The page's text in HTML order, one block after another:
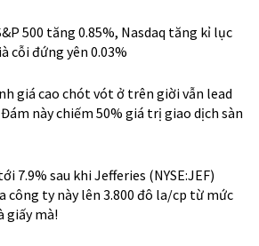
500 tăng 0.85%, Nasdaq tăng kỉ lục
cỗi đứng yên 0.03%
giá cao chót vót ở trên giời vẫn lead
này chiếm 50% giá trị giao dịch sàn
7.9% sau khi Jefferies (NYSE:JEF)
công ty này lên 3.800 đô la/cp từ mức
giấy mà!